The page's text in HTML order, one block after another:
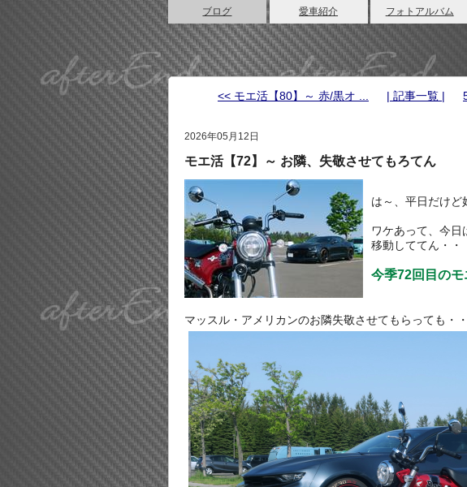
ブログ 愛車紹介 フォトアルバム
<< モエ活【80】～ 赤/黒オ ... | 記事一覧 |
2026年05月12日
モエ活【72】～ お隣、失敬させてもろてん
は～、平日だけど
ワケあって、今日
移動しててん・・
今季72回目のモ
マッスル・アメリカンのお隣失敬させてもらっても・・